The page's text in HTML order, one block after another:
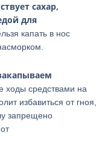
сахар,
для
капать в нос
ходы средствами на
избавиться от гноя,
запрещено